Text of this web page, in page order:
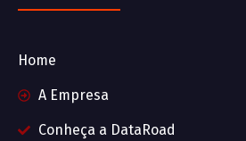
Home
A Empresa
Conheça a DataRoad